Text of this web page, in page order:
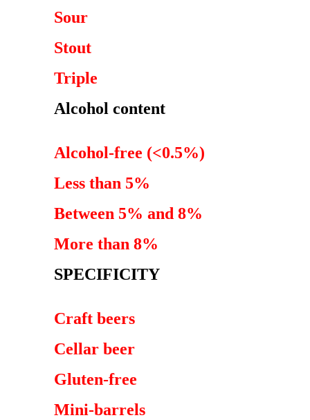
Sour
Stout
Triple
Alcohol content
Alcohol-free (<0.5%)
Less than 5%
Between 5% and 8%
More than 8%
SPECIFICITY
Craft beers
Cellar beer
Gluten-free
Mini-barrels